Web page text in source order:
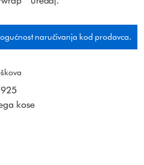
naručivanja kod prodavca.
kose